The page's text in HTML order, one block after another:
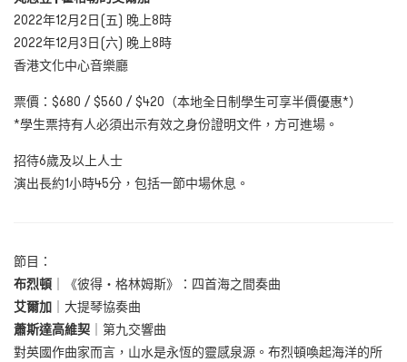
2022年12月2日(五) 晚上8時
2022年12月3日(六) 晚上8時
香港文化中心音樂廳
票價：$680 / $560 / $420（本地全日制學生可享半價優惠*）
*學生票持有人必須出示有效之身份證明文件，方可進場。
招待6歲及以上人士
演出長約1小時45分，包括一節中場休息。
節目：
布烈頓 ｜《彼得・格林姆斯》：四首海之間奏曲
艾爾加 ｜大提琴協奏曲
蕭斯達高維契 ｜第九交響曲
對英國作曲家而言，山水是永恆的靈感泉源。布烈頓喚起海洋的所